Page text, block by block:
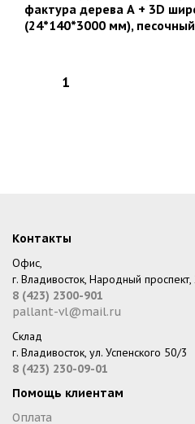
фактура дерева А + 3D
(24*140*3000 мм), песочный
Контакты
Офис,
г. Владивосток, Народный
8 (423) 2300-901
pallant-vl@mail.ru
Склад
г. Владивосток, ул. Успенского 50/3
8 (423) 230-09-01
Помощь клиентам
Оплата